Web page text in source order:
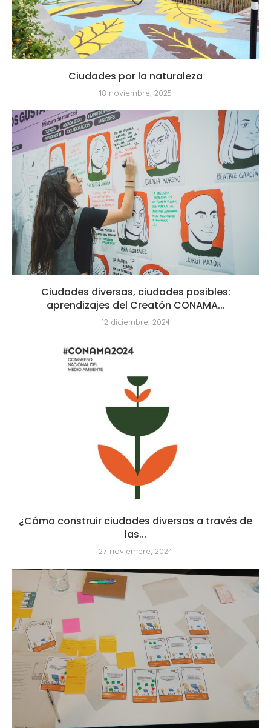
Ciudades por la naturaleza
18 noviembre, 2025
Ciudades diversas, ciudades posibles:
aprendizajes del Creatón CONAMA...
12 diciembre, 2024
¿Cómo construir ciudades diversas a través de
las...
27 noviembre, 2024